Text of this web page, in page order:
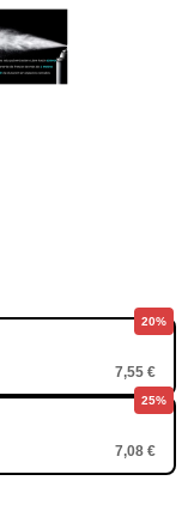
20%
7,55 €
25%
7,08 €